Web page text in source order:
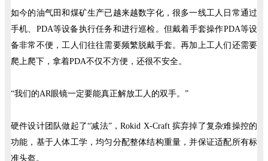
如今的油气田和煤矿生产已越来越数字化，很多一线工人日常通过
手机、PDA等设备执行任务和进行巡检。但戴着手套操作PDA等设
备非常不便，工人们往往需要频繁脱戴手套。再加上工人们还需要
爬上爬下，拿着PDA不仅不方便，还很不安全。
“我们的AR眼镜一定要能真正解放工人的双手。”
硬件设计团队做起了“减法”，Rokid X-Craft 摈弃掉了复杂难操控的
功能，基于人体工学，均匀分配整体结构重量，并保证适配所有标
准头盔。